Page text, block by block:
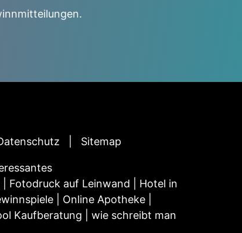
Sitemap
Fotodruck auf Leinwand
Hotel in
Online Apotheke
Kaufberatung wie schreibt man